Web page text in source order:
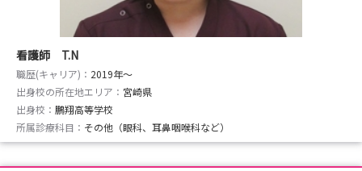
看護師 T.N
職歴(キャリア)： 2019年〜
出身校の所在地エリア： 宮崎県
出身校： 鵬翔高等学校
所属診療科目： その他（眼科、耳鼻咽喉科など）